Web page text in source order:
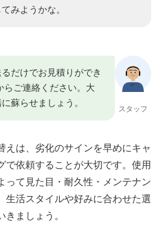
みようかな。
スタッフ
だけでお見積りができ
らご連絡ください。大
蘇らせましょう。
えは、劣化のサインを早めにキャ
で依頼することが大切です。使用
って見た目・耐久性・メンテナン
生活スタイルや好みに合わせた選
ましょう。